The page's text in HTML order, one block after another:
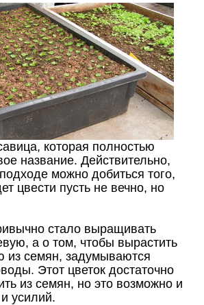
которая полностью
название. Действительно,
можно добиться того,
цвести пусть не вечно, но
стало выращивать
а о том, чтобы вырастить
из семян, задумываются
Этот цветок достаточно
из семян, но это возможно и
усилий.